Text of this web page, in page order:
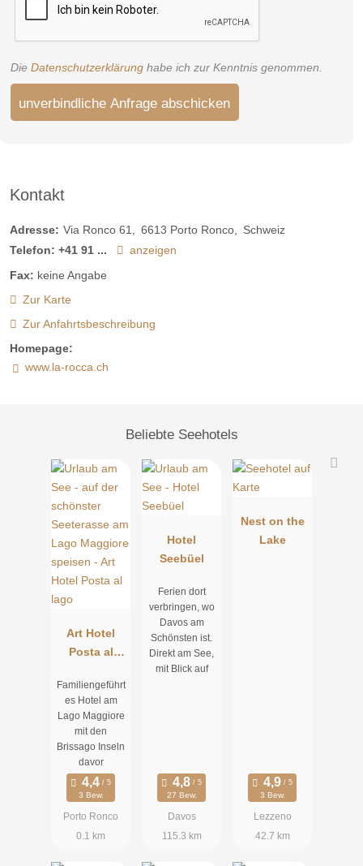
Die Datenschutzerklärung habe ich zur Kenntnis genommen.
unverbindliche Anfrage abschicken
Kontakt
Adresse: Via Ronco 61 6613 Porto Ronco
Schweiz
Telefon: +41 91 ...
anzeigen
Fax: keine Angabe
Zur Karte
Zur Anfahrtsbeschreibung
Homepage:
www.la-rocca.ch
Beliebte Seehotels
Art Hotel
Posta al
Familiengeführt
es Hotel am
Lago Maggiore
mit den
Brissago Inseln
davor
3 Bew.
Porto Ronco
0.1 km
Hotel
Seebüel
Ferien dort
verbringen, wo
Davos am
Schönsten ist.
Direkt am See,
mit Blick auf
27 Bew.
Davos
115.3 km
Nest on the
Lake
3 Bew.
Lezzeno
42.7 km